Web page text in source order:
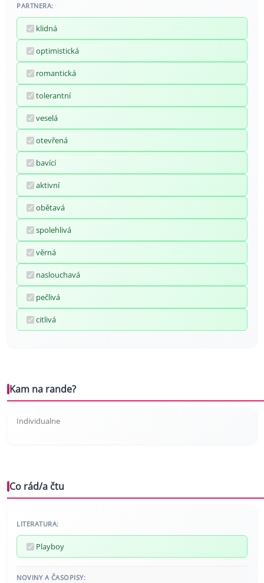
PARTNERA:
klidná
optimistická
romantická
tolerantní
veselá
otevřená
bavící
aktivní
obětavá
spolehlivá
věrná
naslouchavá
pečlivá
citlivá
Kam na rande?
Individualne
Co rád/a čtu
LITERATURA:
Playboy
NOVINY A ČASOPISY: